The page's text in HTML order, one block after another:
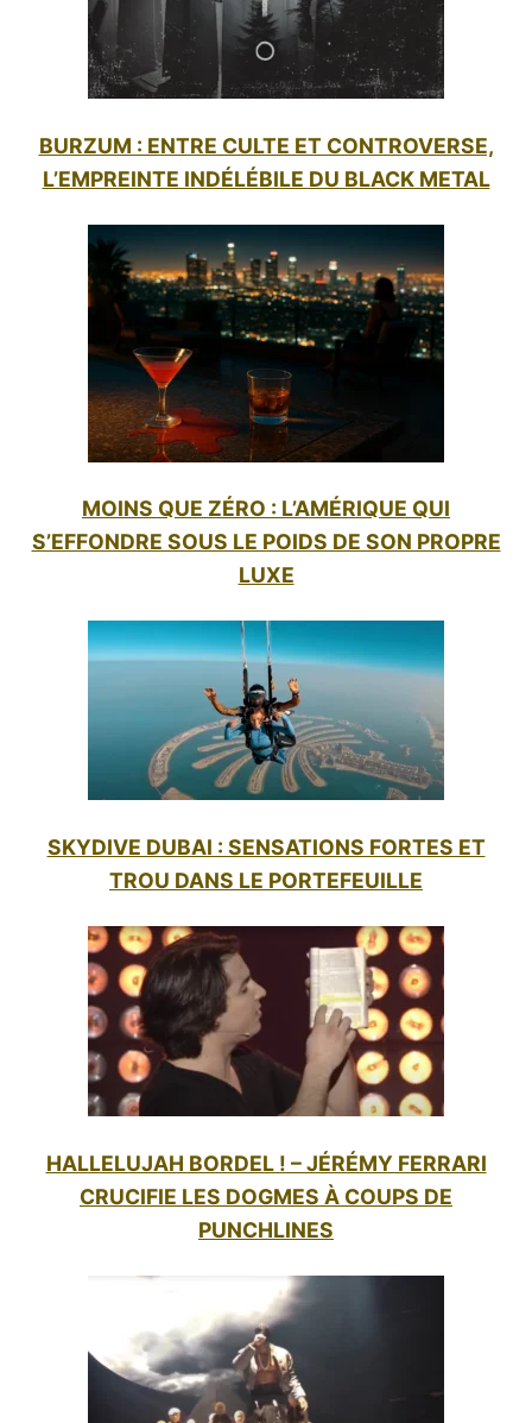
BURZUM : ENTRE CULTE ET CONTROVERSE,
L’EMPREINTE INDÉLÉBILE DU BLACK METAL
MOINS QUE ZÉRO : L’AMÉRIQUE QUI
S’EFFONDRE SOUS LE POIDS DE SON PROPRE
LUXE
SKYDIVE DUBAI : SENSATIONS FORTES ET
TROU DANS LE PORTEFEUILLE
HALLELUJAH BORDEL ! – JÉRÉMY FERRARI
CRUCIFIE LES DOGMES À COUPS DE
PUNCHLINES